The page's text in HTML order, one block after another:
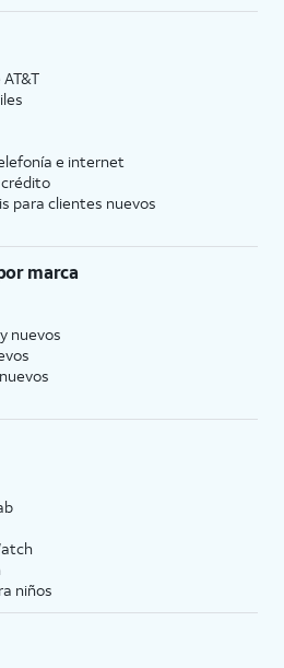
AT&T
e internet
para clientes nuevos
marca
nuevos
niños